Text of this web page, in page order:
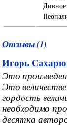
Дивное
Отзывы (1)
Игорь
Это
Это
гордость
необходимо
десятка